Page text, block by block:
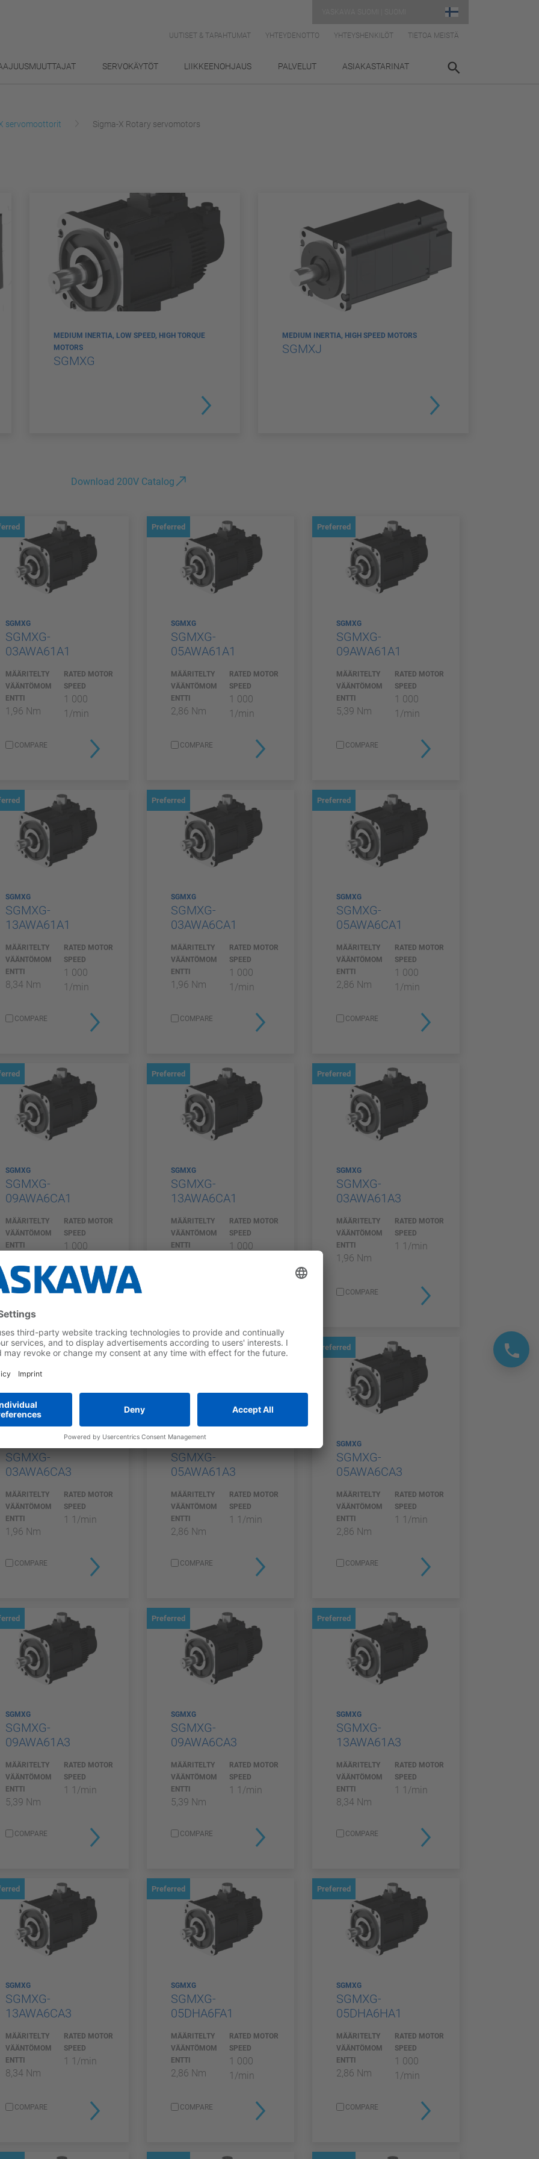
UUTISET & TAPAHTUMAT YHTEYDENOTTO YHTEYSHENKILÖT TIETOA MEISTÄ
SERVOKÄYTÖT LIIKKEENOHJAUS PALVELUT ASIAKASTARINAT
servomoottorit Sigma-X Rotary servomotors
MEDIUM INERTIA, LOW SPEED, HIGH TORQUE
MOTORS
SGMXG
MEDIUM INERTIA, HIGH SPEED MOTORS
SGMXJ
Download 200V Catalog
SGMXG
SGMXG-
03AWA61A1
MÄÄRITELTY
VÄÄNTÖMOM
ENTTI
1,96 Nm
RATED MOTOR
SPEED
1 000
1/min
COMPARE
Preferred
SGMXG
SGMXG-
05AWA61A1
MÄÄRITELTY
VÄÄNTÖMOM
ENTTI
2,86 Nm
RATED MOTOR
SPEED
1 000
1/min
COMPARE
Preferred
SGMXG
SGMXG-
09AWA61A1
MÄÄRITELTY
VÄÄNTÖMOM
ENTTI
5,39 Nm
RATED MOTOR
SPEED
1 000
1/min
COMPARE
SGMXG
SGMXG-
13AWA61A1
MÄÄRITELTY
VÄÄNTÖMOM
ENTTI
8,34 Nm
RATED MOTOR
SPEED
1 000
1/min
COMPARE
Preferred
SGMXG
SGMXG-
03AWA6CA1
MÄÄRITELTY
VÄÄNTÖMOM
ENTTI
1,96 Nm
RATED MOTOR
SPEED
1 000
1/min
COMPARE
Preferred
SGMXG
SGMXG-
05AWA6CA1
MÄÄRITELTY
VÄÄNTÖMOM
ENTTI
2,86 Nm
RATED MOTOR
SPEED
1 000
1/min
COMPARE
SGMXG
SGMXG-
09AWA6CA1
MÄÄRITELTY
VÄÄNTÖMOM
ENTTI
RATED MOTOR
SPEED
1 000
COMPARE
Preferred
SGMXG
SGMXG-
13AWA6CA1
MÄÄRITELTY
VÄÄNTÖMOM
ENTTI
RATED MOTOR
SPEED
1 000
Preferred
SGMXG
SGMXG-
03AWA61A3
MÄÄRITELTY
VÄÄNTÖMOM
ENTTI
1,96 Nm
RATED MOTOR
SPEED
1 1/min
COMPARE
SGMXG-
03AWA6CA3
MÄÄRITELTY
VÄÄNTÖMOM
ENTTI
1,96 Nm
RATED MOTOR
SPEED
1 1/min
COMPARE
Preferred
SGMXG
SGMXG-
05AWA61A3
MÄÄRITELTY
VÄÄNTÖMOM
ENTTI
2,86 Nm
RATED MOTOR
SPEED
1 1/min
COMPARE
Preferred
SGMXG
SGMXG-
05AWA6CA3
MÄÄRITELTY
VÄÄNTÖMOM
ENTTI
2,86 Nm
RATED MOTOR
SPEED
1 1/min
COMPARE
SGMXG
SGMXG-
09AWA61A3
MÄÄRITELTY
VÄÄNTÖMOM
ENTTI
5,39 Nm
RATED MOTOR
SPEED
1 1/min
COMPARE
Preferred
SGMXG
SGMXG-
09AWA6CA3
MÄÄRITELTY
VÄÄNTÖMOM
ENTTI
5,39 Nm
RATED MOTOR
SPEED
1 1/min
COMPARE
Preferred
SGMXG
SGMXG-
13AWA61A3
MÄÄRITELTY
VÄÄNTÖMOM
ENTTI
8,34 Nm
RATED MOTOR
SPEED
1 1/min
COMPARE
SGMXG
SGMXG-
13AWA6CA3
MÄÄRITELTY
VÄÄNTÖMOM
ENTTI
8,34 Nm
RATED MOTOR
SPEED
1 1/min
COMPARE
Preferred
SGMXG
SGMXG-
05DHA6FA1
MÄÄRITELTY
VÄÄNTÖMOM
ENTTI
2,86 Nm
RATED MOTOR
SPEED
1 000
1/min
COMPARE
Preferred
SGMXG
SGMXG-
05DHA6HA1
MÄÄRITELTY
VÄÄNTÖMOM
ENTTI
2,86 Nm
RATED MOTOR
SPEED
1 000
1/min
COMPARE